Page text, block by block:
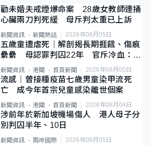
勸未婚夫戒煙爆命案 28歲女教師連捅
心臟兩刀判死緩 母斥判太重已上訴
新聞資訊 新聞熱話 2026年08月05日
五歲童遭虐死｜解剖揭長期捱餓、傷痕
纍纍 母認罪判囚22年 官斥冷血：同
類案最惡劣
新聞資訊 港聞 首頁新聞 2026年08月05日
流感｜曾接種疫苗七歲男童染甲流死
亡 成今年首宗兒童感染離世個案
新聞資訊 港聞 首頁新聞 2026年08月04日
涉前年於新加坡機場傷人 港人母子分
別判囚半年、10日
新聞資訊 兩岸國際 2026年08月05日